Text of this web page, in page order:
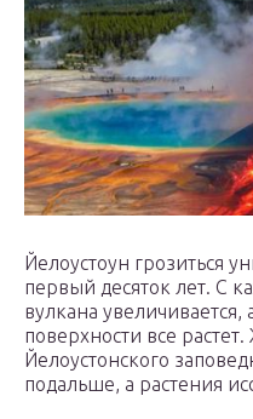
Йелоустоун грозиться
первый десяток лет. С
вулкана увеличивается,
поверхности все
Йелоустонского
подальше, а растения